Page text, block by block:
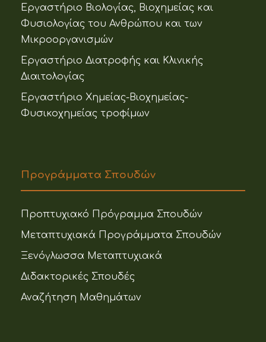
Εργαστήριο Βιολογίας, Βιοχημείας και
Φυσιολογίας του Ανθρώπου και των
Μικροοργανισμών
Εργαστήριο Διατροφής και Κλινικής
Διαιτολογίας
Εργαστήριο Χημείας-Βιοχημείας-
Φυσικοχημείας τροφίμων
Προγράμματα Σπουδών
Προπτυχιακό Πρόγραμμα Σπουδών
Μεταπτυχιακά Προγράμματα Σπουδών
Ξενόγλωσσα Μεταπτυχιακά
Διδακτορικές Σπουδές
Αναζήτηση Μαθημάτων